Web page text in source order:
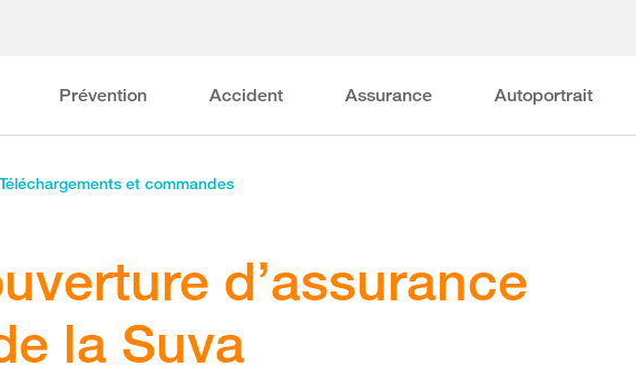
Prévention Accident Assurance Autoportrait
Téléchargements et commandes
d’assurance
la Suva